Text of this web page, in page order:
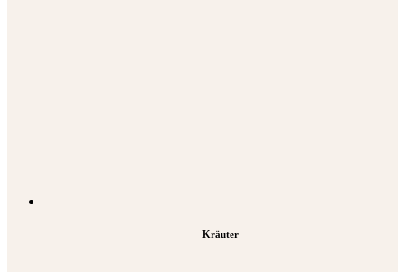
Kräuter